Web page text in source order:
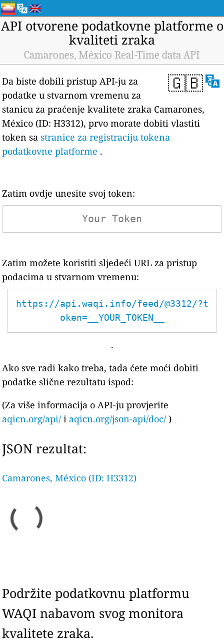
API otvorene podatkovne platforme o
kvaliteti zraka
Camarones, México Real-Time data API
🇬🇧
Da biste dobili pristup API-ju za
podatke u stvarnom vremenu za
stanicu za praćenje kvalitete zraka Camarones,
México (ID: H3312), prvo morate dobiti vlastiti
token sastranice za registraciju tokena
podatkovne platforme .
Zatim ovdje unesite svoj token:
Zatim možete koristiti sljedeći URL za pristup
podacima u stvarnom vremenu:
https://api.waqi.info/feed/@3312/?t
oken=__YOUR_TOKEN__
.
Ako sve radi kako treba, tada ćete moći dobiti
podatke slične rezultatu ispod:
(Za više informacija o API-ju provjerite
aqicn.org/api/ i aqicn.org/json-api/doc/ )
JSON rezultat:
Camarones, México (ID: H3312)
Podržite podatkovnu platformu
WAQI nabavom svog monitora
kvalitete zraka.